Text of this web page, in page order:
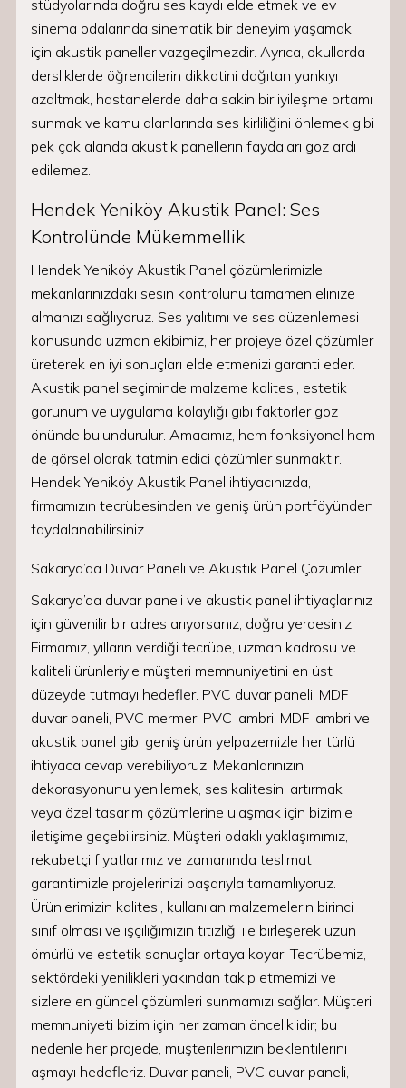
stüdyolarında doğru ses kaydı elde etmek ve ev
sinema odalarında sinematik bir deneyim yaşamak
için akustik paneller vazgeçilmezdir. Ayrıca, okullarda
dersliklerde öğrencilerin dikkatini dağıtan yankıyı
azaltmak, hastanelerde daha sakin bir iyileşme ortamı
sunmak ve kamu alanlarında ses kirliliğini önlemek gibi
pek çok alanda akustik panellerin faydaları göz ardı
edilemez.
Hendek Yeniköy Akustik Panel: Ses
Kontrolünde Mükemmellik
Hendek Yeniköy Akustik Panel çözümlerimizle,
mekanlarınızdaki sesin kontrolünü tamamen elinize
almanızı sağlıyoruz. Ses yalıtımı ve ses düzenlemesi
konusunda uzman ekibimiz, her projeye özel çözümler
üreterek en iyi sonuçları elde etmenizi garanti eder.
Akustik panel seçiminde malzeme kalitesi, estetik
görünüm ve uygulama kolaylığı gibi faktörler göz
önünde bulundurulur. Amacımız, hem fonksiyonel hem
de görsel olarak tatmin edici çözümler sunmaktır.
Hendek Yeniköy Akustik Panel ihtiyacınızda,
firmamızın tecrübesinden ve geniş ürün portföyünden
faydalanabilirsiniz.
Sakarya’da Duvar Paneli ve Akustik Panel Çözümleri
Sakarya’da duvar paneli ve akustik panel ihtiyaçlarınız
için güvenilir bir adres arıyorsanız, doğru yerdesiniz.
Firmamız, yılların verdiği tecrübe, uzman kadrosu ve
kaliteli ürünleriyle müşteri memnuniyetini en üst
düzeyde tutmayı hedefler. PVC duvar paneli, MDF
duvar paneli, PVC mermer, PVC lambri, MDF lambri ve
akustik panel gibi geniş ürün yelpazemizle her türlü
ihtiyaca cevap verebiliyoruz. Mekanlarınızın
dekorasyonunu yenilemek, ses kalitesini artırmak
veya özel tasarım çözümlerine ulaşmak için bizimle
iletişime geçebilirsiniz. Müşteri odaklı yaklaşımımız,
rekabetçi fiyatlarımız ve zamanında teslimat
garantimizle projelerinizi başarıyla tamamlıyoruz.
Ürünlerimizin kalitesi, kullanılan malzemelerin birinci
sınıf olması ve işçiliğimizin titizliği ile birleşerek uzun
ömürlü ve estetik sonuçlar ortaya koyar. Tecrübemiz,
sektördeki yenilikleri yakından takip etmemizi ve
sizlere en güncel çözümleri sunmamızı sağlar. Müşteri
memnuniyeti bizim için her zaman önceliklidir; bu
nedenle her projede, müşterilerimizin beklentilerini
aşmayı hedefleriz. Duvar paneli, PVC duvar paneli,